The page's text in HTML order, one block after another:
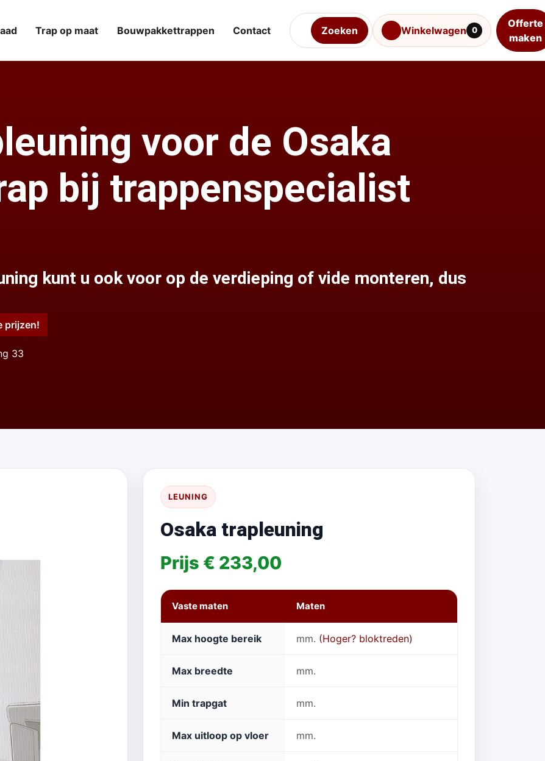
Winkelwagen 0
Offerte
maken
Trap op maat Bouwpakkettrappen Contact Zoeken
voor de Osaka
bij trappenspecialist
kunt u ook voor op de verdieping of vide monteren, dus
prijzen!
33
LEUNING
Osaka trapleuning
Prijs € 233,00
Vaste maten Maten
Max hoogte bereik mm. (Hoger? bloktreden)
Max breedte mm.
Min trapgat mm.
Max uitloop op vloer mm.